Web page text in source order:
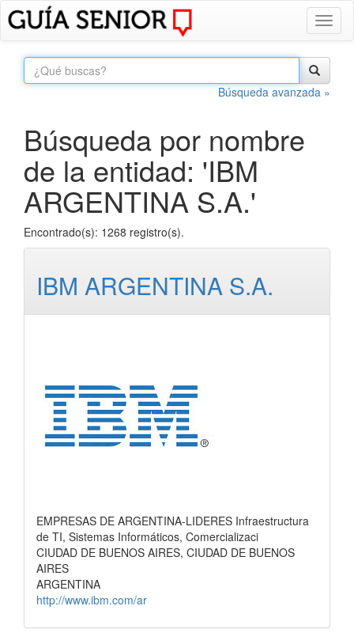
Búsqueda avanzada »
Búsqueda por nombre
de la entidad: 'IBM
ARGENTINA S.A.'
Encontrado(s): 1268 registro(s).
IBM ARGENTINA S.A.
EMPRESAS DE ARGENTINA-LIDERES Infraestructura
de TI, Sistemas Informáticos, Comercializaci
CIUDAD DE BUENOS AIRES, CIUDAD DE BUENOS
AIRES
ARGENTINA
http://www.ibm.com/ar